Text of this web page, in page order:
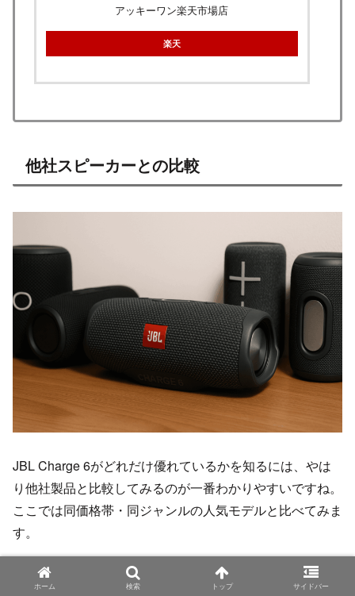
アッキーワン楽天市場店
楽天
他社スピーカーとの比較
JBL Charge 6がどれだけ優れているかを知るには、やは
り他社製品と比較してみるのが一番わかりやすいですね。
ここでは同価格帯・同ジャンルの人気モデルと比べてみま
す。
Bose SoundLink Flexと比べてどう？
ホーム 検索 トップ サイドバー